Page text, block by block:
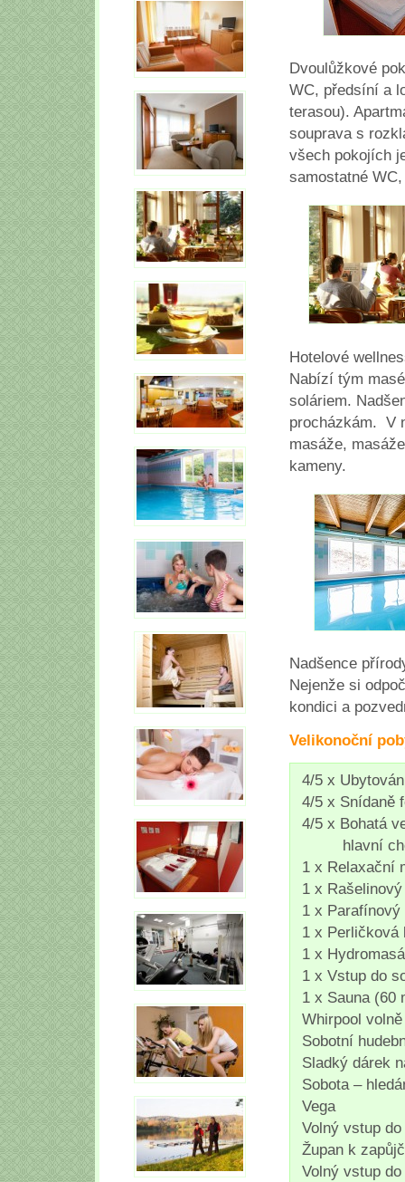
Dvoulůžkové
WC, předsíní a
terasou).
souprava s
všech pokojích
samostatné
Hotelové
Nabízí tým
soláriem.
procházkám. V
masáže,
kameny.
Nadšence
Nejenže si
kondici a
Velikonoční
4/5 x
4/5 x Snídaně
4/5 x Bohatá
hlavní chod
1 x Relaxační
1 x
1 x
1 x Perličková
1 x
1 x Vstup do
1 x Sauna (60
Whirpool
Sobotní
Sladký dárek
Sobota –
Vega
Volný vstup
Župan k
Volný vstup